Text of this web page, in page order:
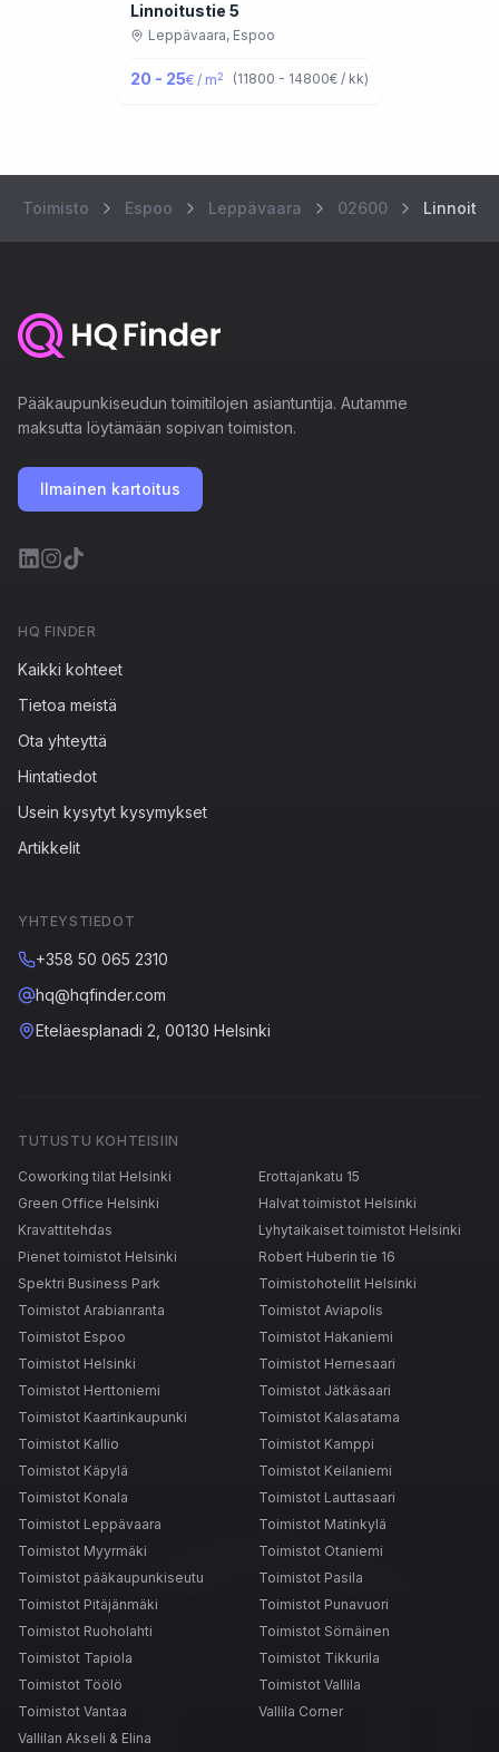
Linnoitustie 5
Leppävaara, Espoo
20 - 25€ / m2 (11800 - 14800€ / kk)
Toimisto Espoo Leppävaara 02600
Pääkaupunkiseudun toimitilojen asiantuntija. Autamme
maksutta löytämään sopivan toimiston.
Ilmainen kartoitus
HQ FINDER
Kaikki kohteet
Tietoa meistä
Ota yhteyttä
Hintatiedot
Usein kysytyt kysymykset
Artikkelit
YHTEYSTIEDOT
+358 50 065 2310
hq@hqfinder.com
Eteläesplanadi 2, 00130 Helsinki
TUTUSTU KOHTEISIIN
Coworking tilat Helsinki
Erottajankatu 15
Green Office Helsinki
Halvat toimistot Helsinki
Kravattitehdas
Lyhytaikaiset toimistot Helsinki
Pienet toimistot Helsinki
Robert Huberin tie 16
Spektri Business Park
Toimistohotellit Helsinki
Toimistot Arabianranta
Toimistot Aviapolis
Toimistot Espoo
Toimistot Hakaniemi
Toimistot Helsinki
Toimistot Hernesaari
Toimistot Herttoniemi
Toimistot Jätkäsaari
Toimistot Kaartinkaupunki
Toimistot Kalasatama
Toimistot Kallio
Toimistot Kamppi
Toimistot Käpylä
Toimistot Keilaniemi
Toimistot Konala
Toimistot Lauttasaari
Toimistot Leppävaara
Toimistot Matinkylä
Toimistot Myyrmäki
Toimistot Otaniemi
Toimistot pääkaupunkiseutu
Toimistot Pasila
Toimistot Pitäjänmäki
Toimistot Punavuori
Toimistot Ruoholahti
Toimistot Sörnäinen
Toimistot Tapiola
Toimistot Tikkurila
Toimistot Töölö
Toimistot Vallila
Toimistot Vantaa
Vallila Corner
Vallilan Akseli & Elina